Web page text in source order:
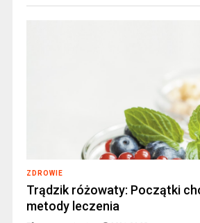
ZDROWIE
Trądzik różowaty: Początki
metody leczenia